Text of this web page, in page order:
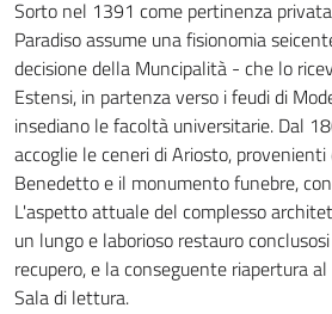
Sorto nel 1391 come pertinenza
Paradiso assume una fisionomia
decisione della Muncipalità - che lo
Estensi, in partenza verso i feudi di
insediano le facoltà universitarie. Dal
accoglie le ceneri di Ariosto, provenienti
Benedetto e il monumento funebre,
L'aspetto attuale del complesso
un lungo e laborioso restauro
recupero, e la conseguente riapertura
Sala di lettura.